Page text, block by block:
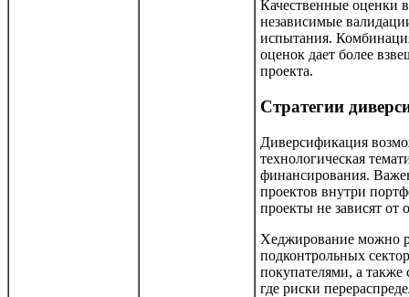
Качественные оценки
независимые
испытания.
оценок дает более
проекта.
Стратегии
Диверсификация
технологическая
финансирования.
проектов внутри
проекты не зависят
Хеджирование можно
подконтрольных
покупателями, а
где риски